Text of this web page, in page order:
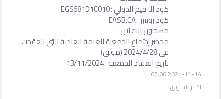
كود الترقيم الدولي : EGS681D1C010
كود رويترز : EASB.CA
مضمون الاعلان :
محضر إجتماع الجمعية العامة العادية التى انعقدت
فى 2024/4/28 (موثق)
تاريخ انعقاد الجمعية : 13/11/2024
2024-11-14 07:00
اخبار السوق